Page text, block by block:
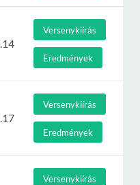
Versenykiírás
Eredmények
Versenykiírás
Eredmények
Versenykiírás